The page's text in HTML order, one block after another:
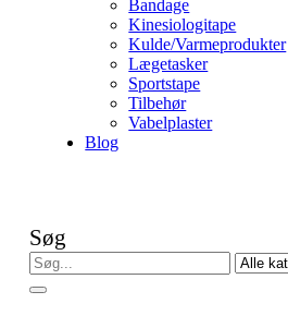
Bandage
Kinesiologitape
Kulde/Varmeprodukter
Lægetasker
Sportstape
Tilbehør
Vabelplaster
Blog
Søg